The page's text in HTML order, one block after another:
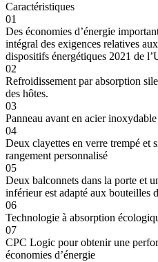
Caractéristiques
01
Des économies d’énergie
intégral des exigences relatives
dispositifs énergétiques 2021 de
02
Refroidissement par absorption
des hôtes.
03
Panneau avant en acier
04
Deux clayettes en verre trempé et
rangement personnalisé
05
Deux balconnets dans la porte et
inférieur est adapté aux bouteilles
06
Technologie à absorption
07
CPC Logic pour obtenir une
économies d’énergie